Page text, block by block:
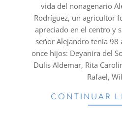
vida del nonagenario
Rodríguez, un agricultor
apreciado en el centro y
señor Alejandro tenía 98
once hijos: Deyanira del
Dulis Aldemar, Rita
Rafael,
CONTINUAR